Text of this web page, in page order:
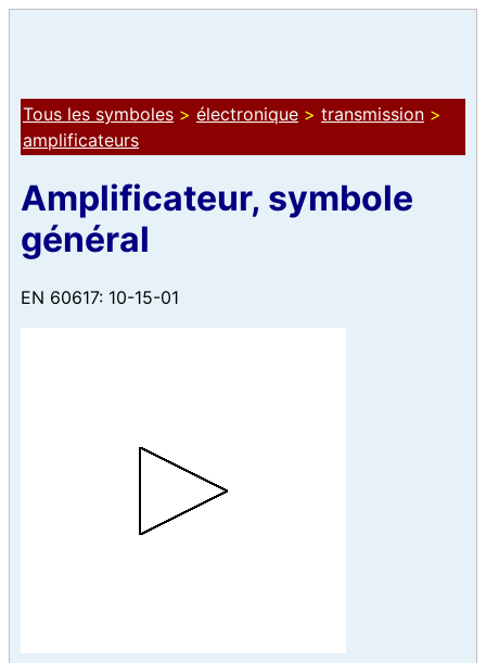
Tous les symboles > électronique > transmission >
amplificateurs
Amplificateur, symbole
général
EN 60617: 10-15-01